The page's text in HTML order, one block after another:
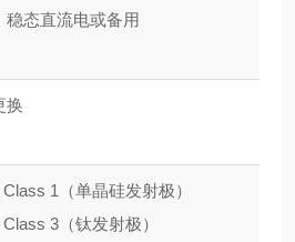
稳态直流电或备用
换
1（单晶硅发射极）
3（钛发射极）